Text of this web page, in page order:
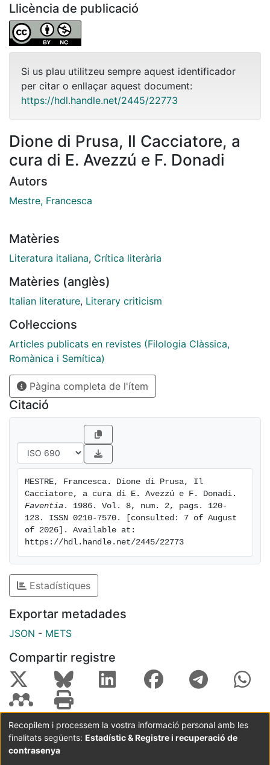
Llicència de publicació
Si us plau utilitzeu sempre aquest identificador
per citar o enllaçar aquest document:
https://hdl.handle.net/2445/22773
Dione di Prusa, Il Cacciatore, a
cura di E. Avezzú e F. Donadi
Autors
Mestre, Francesca
Matèries
Literatura italiana, Crítica literària
Matèries (anglès)
Italian literature, Literary criticism
Col·leccions
Articles publicats en revistes (Filologia Clàssica,
Romànica i Semítica)
Pàgina completa de l'ítem
Citació
MESTRE, Francesca. Dione di Prusa, Il
Faventia . 1986. Vol. 8, num. 2, pags. 120-
123. ISSN 0210-7570. [consulted: 7 of August
of 2026]. Available at:
https://hdl.handle.net/2445/22773
Estadístiques
Exportar metadades
JSON - METS
Compartir registre
Coordinació:CRAI UB Avís legal
Metadades
subjectes a:
Recopilem i processem la vostra informació personal amb les
finalitats següents: Estadístic & Registre i recuperació de
contrasenya